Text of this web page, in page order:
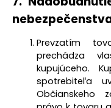
Prevzatím
prechádza
kupujúceho.
spotrebiteľa
Občianskeho